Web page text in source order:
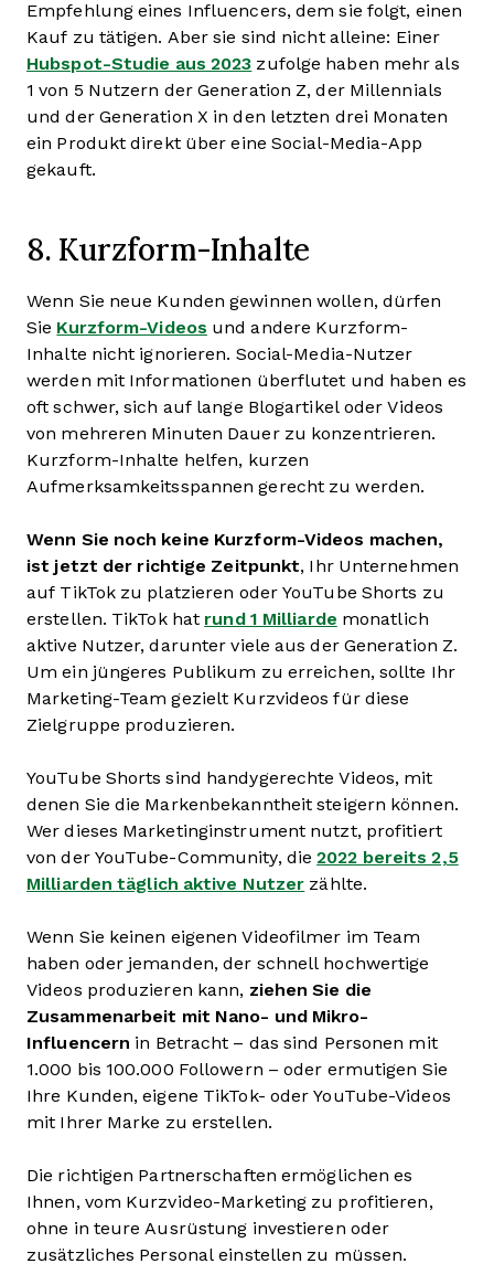
Empfehlung eines Influencers, dem sie folgt, einen
Kauf zu tätigen. Aber sie sind nicht alleine: Einer
Hubspot-Studie aus 2023 zufolge haben mehr als
1 von 5 Nutzern der Generation Z, der Millennials
und der Generation X in den letzten drei Monaten
ein Produkt direkt über eine Social-Media-App
gekauft.
8. Kurzform-Inhalte
Wenn Sie neue Kunden gewinnen wollen, dürfen
Sie Kurzform-Videos und andere Kurzform-
Inhalte nicht ignorieren. Social-Media-Nutzer
werden mit Informationen überflutet und haben es
oft schwer, sich auf lange Blogartikel oder Videos
von mehreren Minuten Dauer zu konzentrieren.
Kurzform-Inhalte helfen, kurzen
Aufmerksamkeitsspannen gerecht zu werden.
Wenn Sie noch keine Kurzform-Videos machen,
ist jetzt der richtige Zeitpunkt, Ihr Unternehmen
auf TikTok zu platzieren oder YouTube Shorts zu
erstellen. TikTok hat rund 1 Milliarde monatlich
aktive Nutzer, darunter viele aus der Generation Z.
Um ein jüngeres Publikum zu erreichen, sollte Ihr
Marketing-Team gezielt Kurzvideos für diese
Zielgruppe produzieren.
YouTube Shorts sind handygerechte Videos, mit
denen Sie die Markenbekanntheit steigern können.
Wer dieses Marketinginstrument nutzt, profitiert
von der YouTube-Community, die2022 bereits 2,5
Milliarden täglich aktive Nutzer zählte.
Wenn Sie keinen eigenen Videofilmer im Team
haben oder jemanden, der schnell hochwertige
Videos produzieren kann, ziehen Sie die
Zusammenarbeit mit Nano- und Mikro-
Influencern in Betracht – das sind Personen mit
1.000 bis 100.000 Followern – oder ermutigen Sie
Ihre Kunden, eigene TikTok- oder YouTube-Videos
mit Ihrer Marke zu erstellen.
Die richtigen Partnerschaften ermöglichen es
Ihnen, vom Kurzvideo-Marketing zu profitieren,
ohne in teure Ausrüstung investieren oder
zusätzliches Personal einstellen zu müssen.